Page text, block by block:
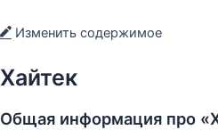
Изменить содержимое
Хайтек
Общая информация про